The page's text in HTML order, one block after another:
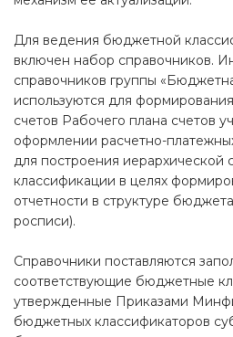
Для ведения бюджетной
включен набор справочников.
справочников группы
используются для
счетов Рабочего плана счетов
оформлении расчетно-
для построения иерархической
классификации в целях
отчетности в структуре
росписи).
Справочники поставляются
соответствующие бюджетные
утвержденные Приказами
бюджетных классификаторов